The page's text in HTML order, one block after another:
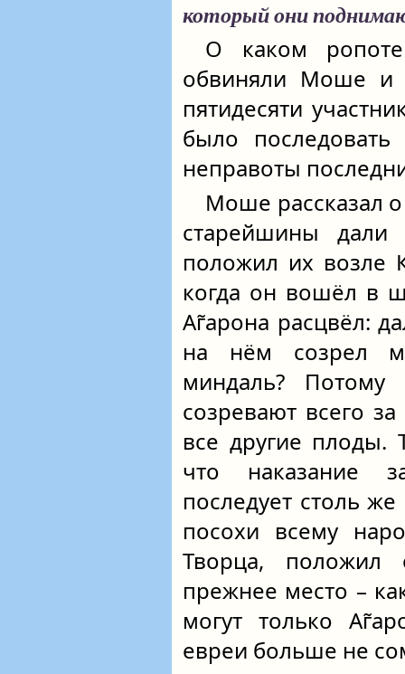
который они
О каком ропоте
обвиняли Моше и
пятидесяти
было
неправоты
Моше рассказал
старейшины
положил их возле
когда он вошёл в
Аг̃арона расцвёл:
на нём созрел
миндаль?
созревают всего
все другие плоды.
что наказание
последует столь
посохи всему
Творца, положил
прежнее место –
могут только
евреи больше не